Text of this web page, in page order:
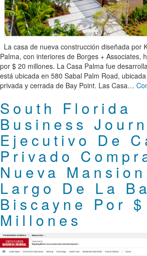
La casa de nueva construcción diseñada por
Palma, con interiores de Borges + Associates,
por $ 20 millones. La Casa Palma fue
está ubicada en 580 Sabal Palm Road,
privada y cerrada de Bay Point. Las Casa…
South Florida
Business
Ejecutivo De
Privado
Nueva
Largo De La
Biscayne Por $
Millones